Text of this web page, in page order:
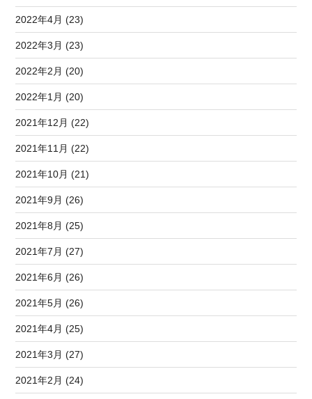
2022年4月 (23)
2022年3月 (23)
2022年2月 (20)
2022年1月 (20)
2021年12月 (22)
2021年11月 (22)
2021年10月 (21)
2021年9月 (26)
2021年8月 (25)
2021年7月 (27)
2021年6月 (26)
2021年5月 (26)
2021年4月 (25)
2021年3月 (27)
2021年2月 (24)